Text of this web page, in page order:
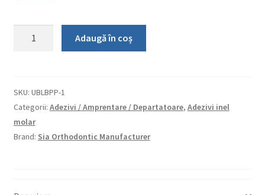
Blue
-
Sia
Orthodontics
Adaugă în coș
SKU: UBLBPP-1
Categorii: Adezivi / Amprentare / Departatoare, Adezivi inel
molar
Brand: Sia Orthodontic Manufacturer